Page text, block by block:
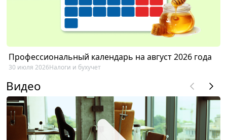
Профессиональный календарь на август 2026 года
30 июля 2026Налоги и бухучет
Видео